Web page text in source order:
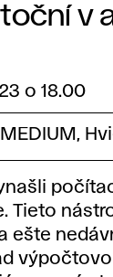
v
o 18.00
Tieto
ešte